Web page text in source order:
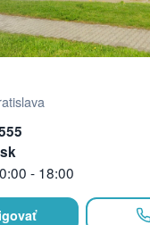
- 18:00